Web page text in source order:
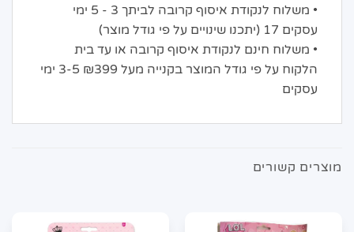
• משלוח לנקודת איסוף קרובה לביתך 3 - 5 ימי
עסקים 17 (יתכנו שינויים על פי גודל מוצר)
• משלוח חינם לנקודת איסוף קרובה או עד בית
הלקוח על פי גודל המוצר בקנייה מעל ₪399 3-5 ימי
עסקים
מוצרים קשורים